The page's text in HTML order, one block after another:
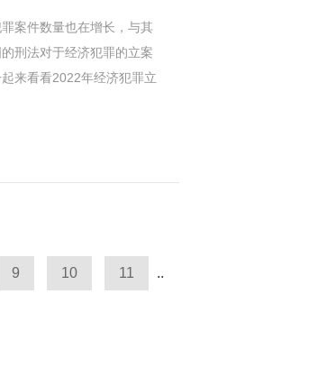
案件数量也在增长，与其
刑法对于经济犯罪的立案
来看看2022年经济犯罪立
9 10 11 ..